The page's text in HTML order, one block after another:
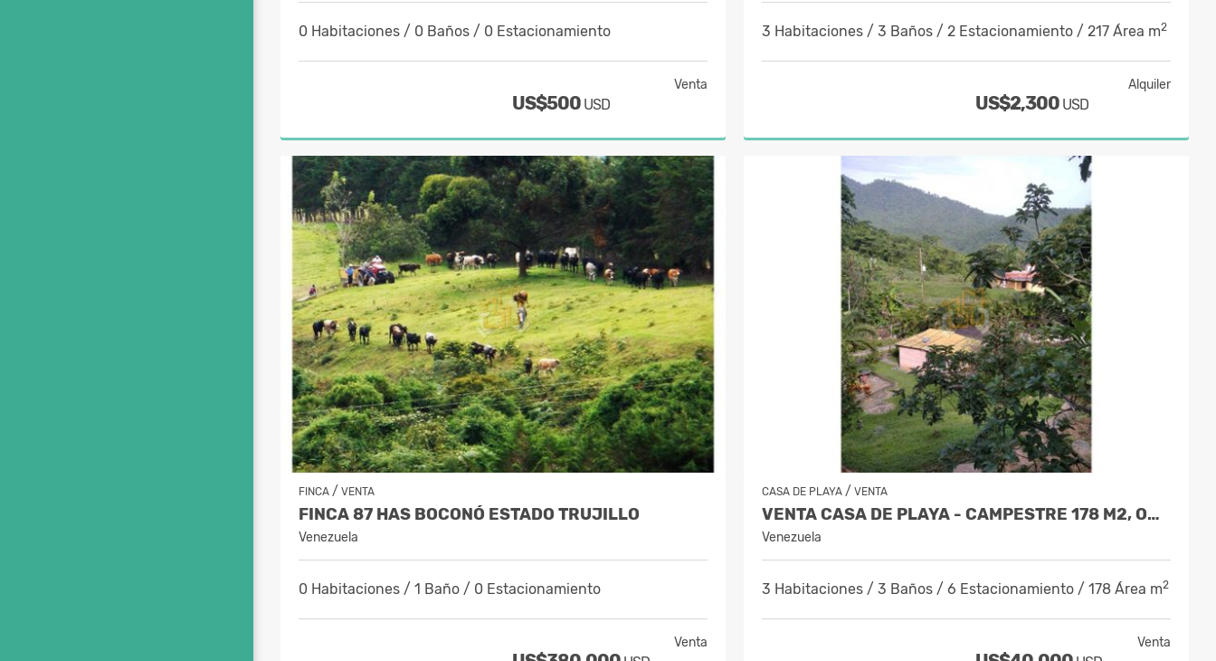
0 Habitaciones / 0 Baños / 0 Estacionamiento
Venta
US$500 USD
3 Habitaciones / 3 Baños / 2 Estacionamiento / 217 Área m2
Alquiler
US$2,300 USD
FINCA / VENTA
FINCA 87 HAS BOCONÓ ESTADO TRUJILLO
Venezuela
0 Habitaciones / 1 Baño / 0 Estacionamiento
Venta
CASA DE PLAYA / VENTA
VENTA CASA DE PLAYA - CAMPESTRE 178 M2, ORICAO
Venezuela
3 Habitaciones / 3 Baños / 6 Estacionamiento / 178 Área m2
Venta